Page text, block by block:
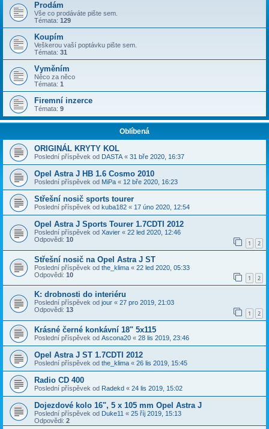
Prodám
Vše co prodáváte pište sem.
Témata: 129
Koupím
Veškerou vaší poptávku pište sem.
Témata: 31
Vyměním
Něco za něco
Témata: 1
Firemní inzerce
Témata: 9
Oblíbená
ORIGINÁL KRYTY KOL
Poslední příspěvek od DASTA « 31 bře 2020, 16:37
Opel Astra J HB 1.6 Cosmo 2010
Poslední příspěvek od MiPa « 12 bře 2020, 16:23
Střešní nosič sports tourer
Poslední příspěvek od kuba182 « 17 úno 2020, 12:54
Opel Astra J Sports Tourer 1.7CDTI 2012
Poslední příspěvek od Xavier « 22 led 2020, 12:46
Odpovědi: 10 1 2
Střešní nosič na Opel Astra J ST
Poslední příspěvek od the_klima « 22 led 2020, 05:33
Odpovědi: 10 1 2
K: drobnosti do interiéru
Poslední příspěvek od jour « 27 pro 2019, 21:03
Odpovědi: 13 1 2
Krásné černé konkávní 18" 5x115
Poslední příspěvek od Ascona20 « 28 lis 2019, 23:46
Opel Astra J ST 1.7CDTI 2012
Poslední příspěvek od the_klima « 26 lis 2019, 15:45
Radio CD 400
Poslední příspěvek od Radekd « 24 lis 2019, 15:02
Dojezdové kolo 16", 5 x 105 mm Opel Astra J
Poslední příspěvek od Duke11 « 25 říj 2019, 15:13
Odpovědi: 2